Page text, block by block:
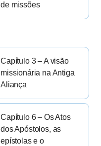
de missões
Capítulo 3 – A visão
missionária na Antiga
Aliança
Capítulo 6 – Os Atos
dos Apóstolos, as
epístolas e o